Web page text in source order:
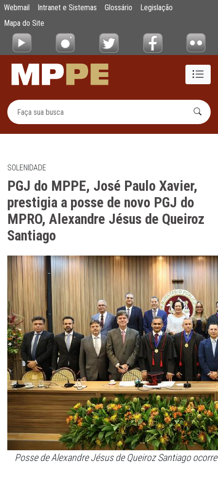
Pular para o Conteúdo principal
PGJ do MPPE, José Paulo Xavier, prestigia
Webmail Intranet e Sistemas Glossário
Legislação
Mapa do Site
SOLENIDADE
PGJ do MPPE, José Paulo Xavier,
prestigia a posse de novo PGJ do
MPRO, Alexandre Jésus de Queiroz
Santiago
Posse de Alexandre Jésus de Queiroz Santiago